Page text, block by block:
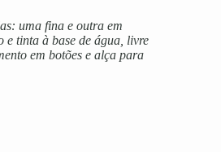
uma fina e outra em
e tinta à base de água, livre
em botões e alça para